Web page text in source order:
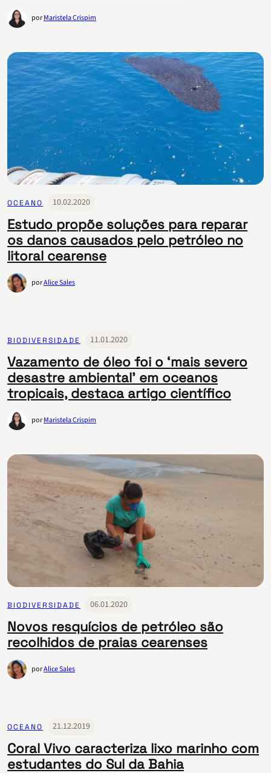
porMaristela Crispim
OCEANO 10.02.2020
Estudo propõe soluções para reparar
os danos causados pelo petróleo no
litoral cearense
porAlice Sales
BIODIVERSIDADE 11.01.2020
Vazamento de óleo foi o ‘mais severo
desastre ambiental’ em oceanos
tropicais, destaca artigo científico
porMaristela Crispim
BIODIVERSIDADE 06.01.2020
Novos resquícios de petróleo são
recolhidos de praias cearenses
porAlice Sales
OCEANO 21.12.2019
Coral Vivo caracteriza lixo marinho com
estudantes do Sul da Bahia